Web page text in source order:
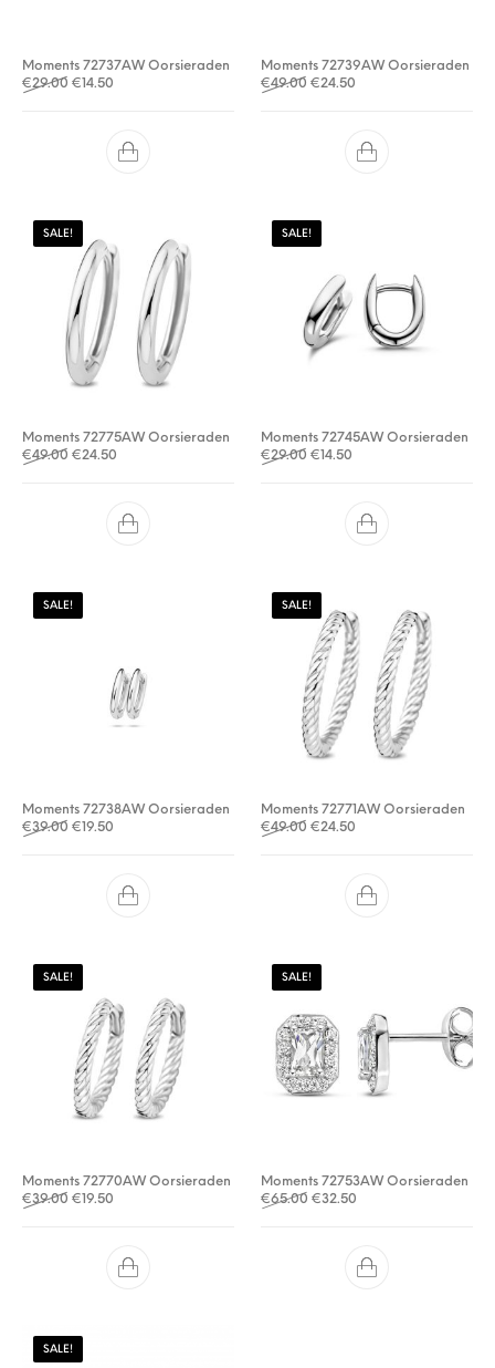
Moments 72737AW Oorsieraden
€29.00 Oorspronkelijke prijs was: €29.00.
€14.50
Moments 72739AW Oorsieraden
€49.00 Oorspronkelijke prijs was:
€24.50
SALE!
Moments 72775AW Oorsieraden
€49.00 Oorspronkelijke prijs was: €49.00.
€24.50 Huidige prijs is: €24.50.
SALE!
Moments 72745AW Oorsieraden
€29.00 Oorspronkelijke prijs was:
€14.50
SALE!
Moments 72738AW Oorsieraden
€39.00 Oorspronkelijke prijs was: €39.00.
€19.50
SALE!
Moments 72771AW Oorsieraden
€49.00 Oorspronkelijke prijs was:
€24.50
SALE!
Moments 72770AW Oorsieraden
€39.00 Oorspronkelijke prijs was: €39.00.
€19.50
SALE!
Moments 72753AW Oorsieraden
€65.00 Oorspronkelijke prijs was:
€32.50
SALE!